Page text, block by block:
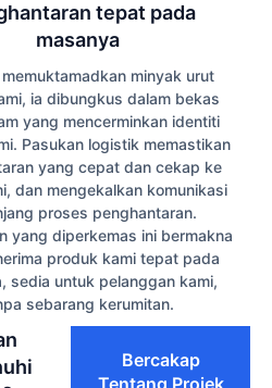
tepat pada
masanya
minyak urut
ia dibungkus dalam bekas
yang mencerminkan identiti
Pasukan logistik memastikan
yang cepat dan cekap ke
dan mengekalkan komunikasi
proses penghantaran.
yang diperkemas ini bermakna
produk kami tepat pada
sedia untuk pelanggan kami,
sebarang kerumitan.
Bercakap